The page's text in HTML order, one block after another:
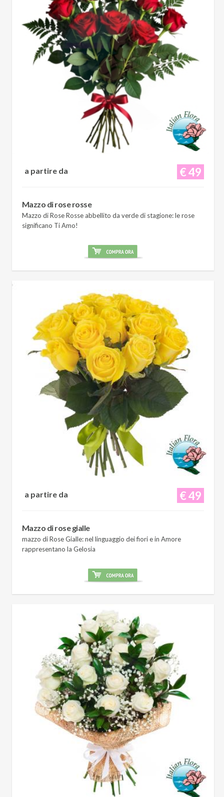
€ 49
a partire da
Mazzo di rose rosse
Mazzo di Rose Rosse abbellito da verde di stagione: le rose
significano Ti Amo!
€ 49
a partire da
Mazzo di rose gialle
mazzo di Rose Gialle: nel linguaggio dei fiori e in Amore
rappresentano la Gelosia